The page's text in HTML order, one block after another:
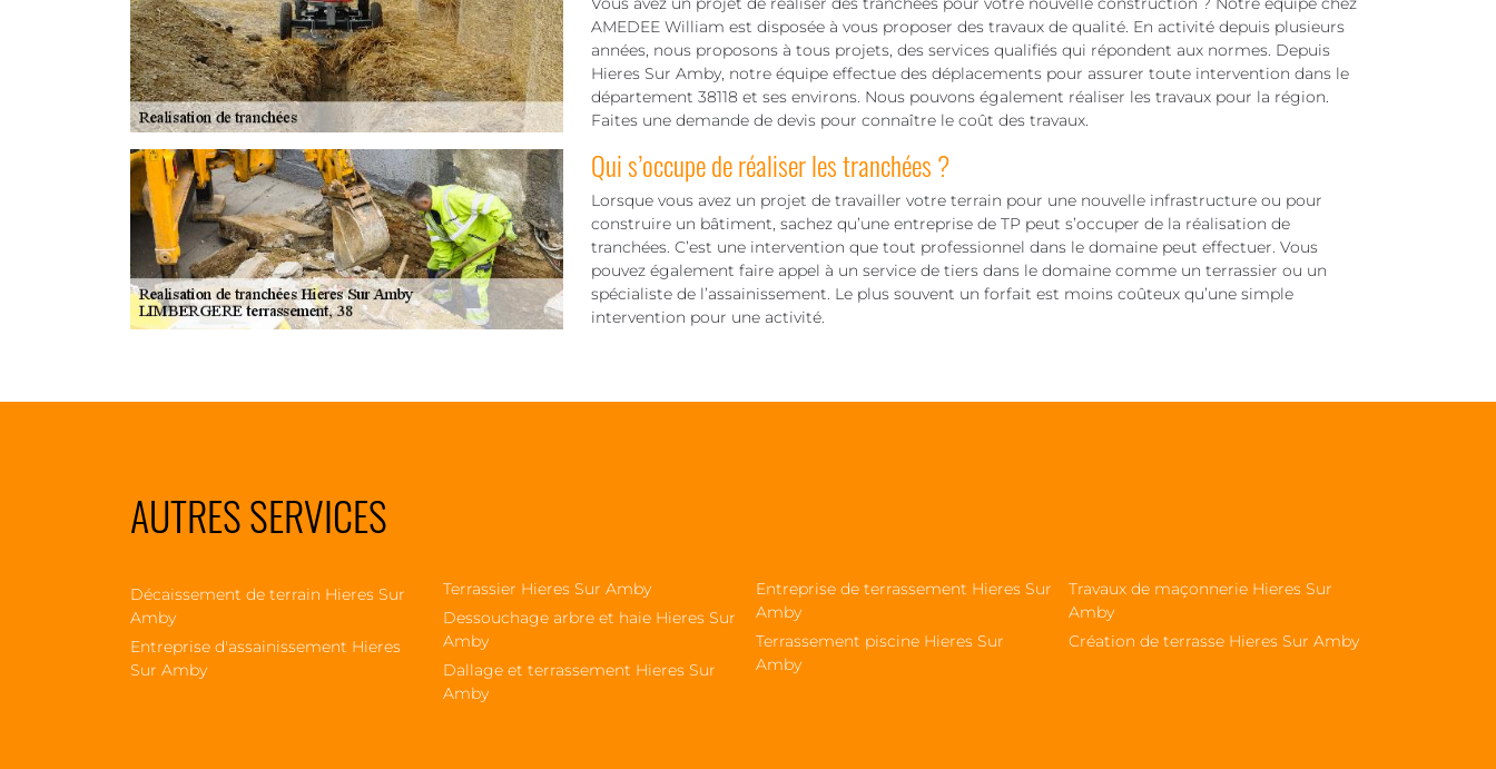
AMEDEE William est disposée à vous proposer des travaux de qualité. En activité depuis plusieurs
années, nous proposons à tous projets, des services qualifiés qui répondent aux normes. Depuis
Hieres Sur Amby, notre équipe effectue des déplacements pour assurer toute intervention dans le
département 38118 et ses environs. Nous pouvons également réaliser les travaux pour la région.
Faites une demande de devis pour connaître le coût des travaux.
Qui s’occupe de réaliser les tranchées ?
Lorsque vous avez un projet de travailler votre terrain pour une nouvelle infrastructure ou pour
construire un bâtiment, sachez qu’une entreprise de TP peut s’occuper de la réalisation de
tranchées. C’est une intervention que tout professionnel dans le domaine peut effectuer. Vous
pouvez également faire appel à un service de tiers dans le domaine comme un terrassier ou un
spécialiste de l’assainissement. Le plus souvent un forfait est moins coûteux qu’une simple
intervention pour une activité.
AUTRES SERVICES
Décaissement de terrain Hieres Sur
Amby
Entreprise d'assainissement Hieres
Sur Amby
Terrassier Hieres Sur Amby
Dessouchage arbre et haie Hieres Sur
Amby
Dallage et terrassement Hieres Sur
Amby
Entreprise de terrassement Hieres Sur
Amby
Terrassement piscine Hieres Sur
Amby
Travaux de maçonnerie Hieres Sur
Amby
Création de terrasse Hieres Sur Amby